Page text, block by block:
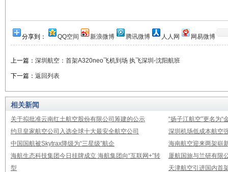
分享到： QQ空间 新浪微博 腾讯微博 人人网 网易微博
上一篇： 深圳航空：首架A320neo飞机到场 执飞深圳-沈阳航班
下一篇： 返回列表
相关新闻
关于拟批准云南红土航空股份有限公司筹建的公示
“扬子江航空”更名为“
约旦皇家航空公司入选全球十大最安全航空公司
深圳机场低成本航空
中国国航被Skytrax降级为“三星级”航企
海南航空迎来两架崭
海航生态科技集团今日挂牌成立 海航集团向“互联网+”转
型
厦航国旅与兰研有限
天津航空引进国内首